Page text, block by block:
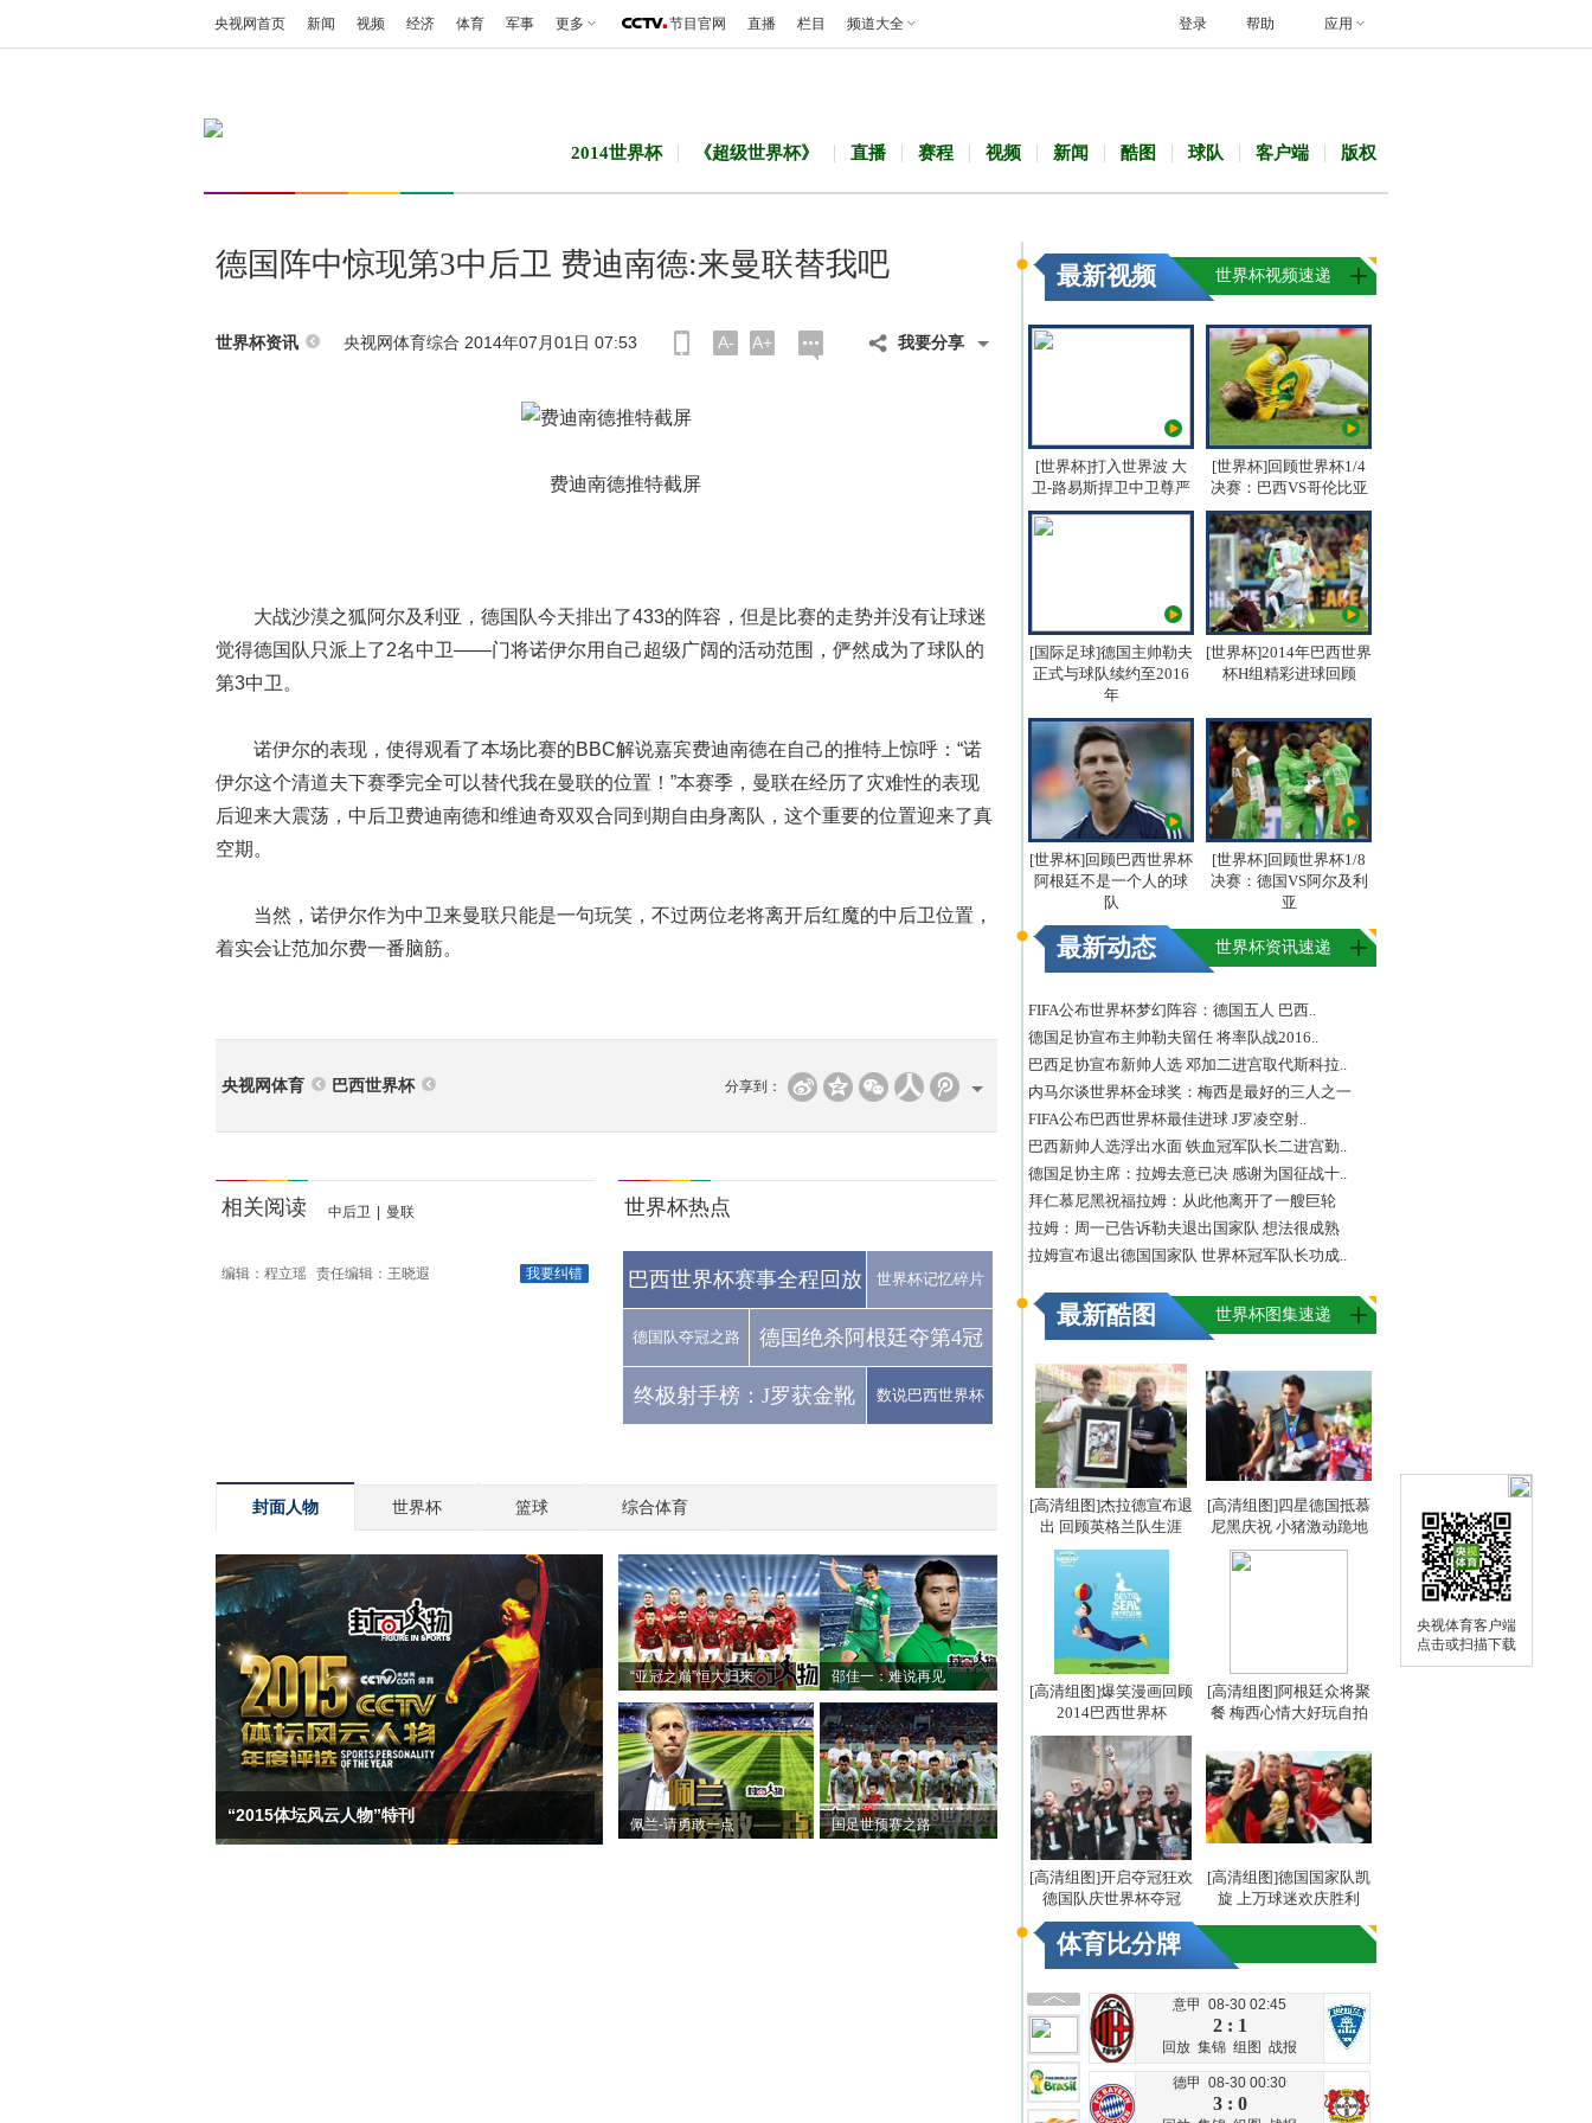
央视体育客户端
点击或扫描下载
央视网首页 新闻 视频 经济 体育 军事 更多 节目官网 直播 栏目 频道大全 帮助 应用
登录
2014世界杯 《超级世界杯》 直播 赛程 视频 新闻 酷图 球队 客户端 版权
德国阵中惊现第3中后卫 费迪南德:来曼联替我吧
世界杯资讯 央视网体育综合 2014年07月01日 07:53 A- A+ 我要分享
费迪南德推特截屏
大战沙漠之狐阿尔及利亚，德国队今天排出了433的阵容，但是比赛的走势并没有让球迷
觉得德国队只派上了2名中卫——门将诺伊尔用自己超级广阔的活动范围，俨然成为了球队的
第3中卫。
诺伊尔的表现，使得观看了本场比赛的BBC解说嘉宾费迪南德在自己的推特上惊呼：“诺
伊尔这个清道夫下赛季完全可以替代我在曼联的位置！”本赛季，曼联在经历了灾难性的表现
后迎来大震荡，中后卫费迪南德和维迪奇双双合同到期自由身离队，这个重要的位置迎来了真
空期。
当然，诺伊尔作为中卫来曼联只能是一句玩笑，不过两位老将离开后红魔的中后卫位置，
着实会让范加尔费一番脑筋。
央视网体育 巴西世界杯 分享到：
相关阅读 中后卫 曼联
我要纠错
编辑：程立瑶 责任编辑：王晓遐
世界杯热点
巴西世界杯赛事全程回放 世界杯记忆碎片
德国队夺冠之路 德国绝杀阿根廷夺第4冠
终极射手榜：J罗获金靴 数说巴西世界杯
封面人物 世界杯 篮球 综合体育
“2015体坛风云人物”特刊
“亚冠之巅”恒大归来 邵佳一：难说再见
佩兰-请勇敢一点 国足世预赛之路
最新视频 世界杯视频速递
[世界杯]打入世界波 大
卫-路易斯捍卫中卫尊严
[世界杯]回顾世界杯1/4
决赛：巴西VS哥伦比亚
[国际足球]德国主帅勒夫
正式与球队续约至2016
年
[世界杯]2014年巴西世界
杯H组精彩进球回顾
[世界杯]回顾巴西世界杯
阿根廷不是一个人的球
队
[世界杯]回顾世界杯1/8
决赛：德国VS阿尔及利
亚
最新动态 世界杯资讯速递
FIFA公布世界杯梦幻阵容：德国五人 巴西..
德国足协宣布主帅勒夫留任 将率队战2016..
巴西足协宣布新帅人选 邓加二进宫取代斯科拉..
内马尔谈世界杯金球奖：梅西是最好的三人之一
FIFA公布巴西世界杯最佳进球 J罗凌空射..
巴西新帅人选浮出水面 铁血冠军队长二进宫勤..
德国足协主席：拉姆去意已决 感谢为国征战十..
拜仁慕尼黑祝福拉姆：从此他离开了一艘巨轮
拉姆：周一已告诉勒夫退出国家队 想法很成熟
拉姆宣布退出德国国家队 世界杯冠军队长功成..
最新酷图 世界杯图集速递
[高清组图]杰拉德宣布退
出 回顾英格兰队生涯
[高清组图]四星德国抵慕
尼黑庆祝 小猪激动跪地
[高清组图]爆笑漫画回顾
2014巴西世界杯
[高清组图]阿根廷众将聚
餐 梅西心情大好玩自拍
[高清组图]开启夺冠狂欢
德国队庆世界杯夺冠
[高清组图]德国国家队凯
旋 上万球迷欢庆胜利
体育比分牌
意甲 08-30 02:45
2 : 1
回放 集锦 组图 战报
德甲 08-30 00:30
3 : 0